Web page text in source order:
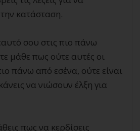
κατάσταση.
σου στις πιο πάνω
μάθε πως ούτε αυτές οι
πάνω από εσένα, ούτε είναι
να νιώσουν έλξη για
πως να κερδίσεις